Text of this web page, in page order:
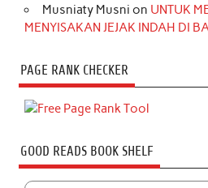
Musniaty Musni on UNTUK
MENYISAKAN JEJAK INDAH DI
PAGE RANK CHECKER
GOOD READS BOOK SHELF